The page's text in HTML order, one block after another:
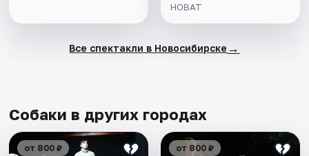
НОВАТ
Все спектакли в Новосибирске →
Собаки в других городах
от 800 ₽ от 800 ₽